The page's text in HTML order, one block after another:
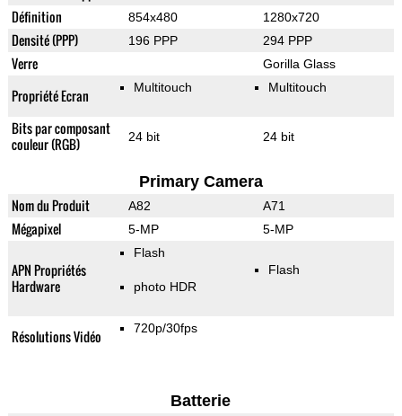
Définition 854x480 1280x720
Densité (PPP) 196 PPP 294 PPP
Verre Gorilla Glass
Propriété Ecran Multitouch Multitouch
Bits par composant
couleur (RGB)
24 bit 24 bit
Primary Camera
Nom du Produit A82 A71
Mégapixel 5-MP 5-MP
APN Propriétés
Hardware
Flash
photo HDR
Flash
Résolutions Vidéo 720p/30fps
Batterie